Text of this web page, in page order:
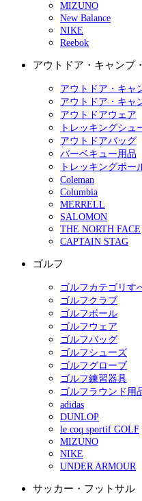
MIZUNO
New Balance
NIKE
Reebok
アウトドア・キャンプ
アウトドア・キャ
アウトドア・キャ
アウトドアウェア
トレッキングシュ
アウトドアバッグ
バーベキュー用品
トレッキングポー
Coleman
Columbia
MERRELL
SALOMON
THE NORTH FACE
CAPTAIN STAG
ゴルフ
ゴルフカテゴリす
ゴルフクラブ
ゴルフボール
ゴルフウェア
ゴルフバッグ
ゴルフシューズ
ゴルフグローブ
ゴルフ練習器具
ゴルフラウンド用
adidas
DUNLOP
le coq sportif GOLF
MIZUNO
NIKE
UNDER ARMOUR
サッカー・フットサル